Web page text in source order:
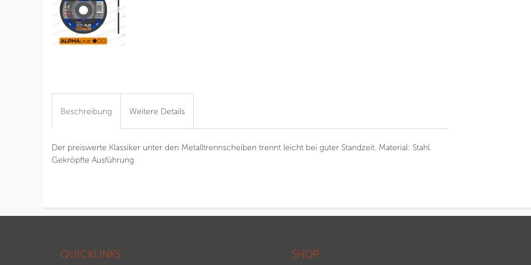
Beschreibung Weitere Details
Der preiswerte Klassiker unter den Metalltrennscheiben trennt leicht bei guter Standzeit. Material: Stahl.
Gekröpfte Ausführung
QUICKLINKS SHOP